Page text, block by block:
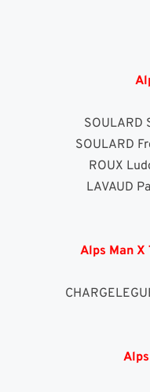
SOULARD
SOULARD
ROUX
LAVAUD
Alps Man